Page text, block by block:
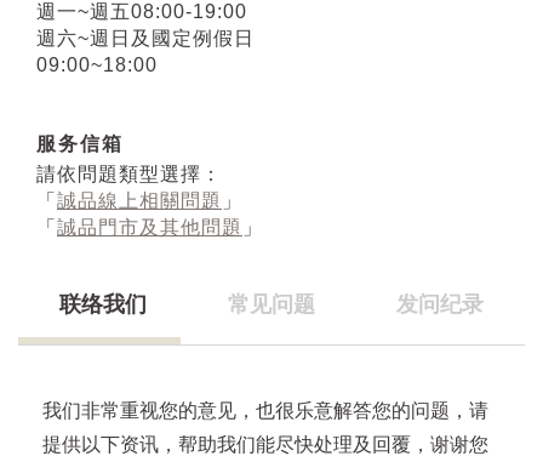
週一~週五08:00-19:00
週六~週日及國定例假日
09:00~18:00
服务信箱
請依問題類型選擇：
「 誠品線上相關問題 」
「 誠品門市及其他問題 」
联络我们 常见问题 发问纪录
我们非常重视您的意见，也很乐意解答您的问题，请
提供以下资讯，帮助我们能尽快处理及回覆，谢谢您